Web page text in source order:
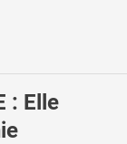
: Elle